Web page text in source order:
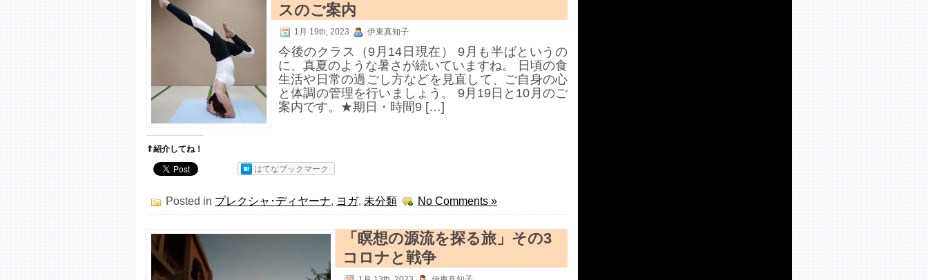
スのご案内
1月 19th, 2023 伊東真知子
今後のクラス（9月14日現在） 9月も半ばというの
に、真夏のような暑さが続いていますね。 日頃の食
生活や日常の過ごし方などを見直して、ご自身の心
と体調の管理を行いましょう。 9月19日と10月のご
案内です。★期日・時間9 […]
⇑紹介してね！
はてなブックマーク
Posted in プレクシャ･ディヤーナ, ヨガ, 未分類 No Comments »
「瞑想の源流を探る旅」その3
コロナと戦争